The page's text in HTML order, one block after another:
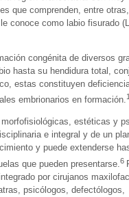
que comprenden, entre
conoce como labio fisurado
congénita de diversos
hasta su hendidura total,
estas constituyen
embrionarios en formación.
estéticas y
e integral y de un
y puede extenderse
que pueden presentarse. 6
por cirujanos
psicólogos, defectólogos,